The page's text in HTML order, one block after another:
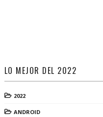
LO MEJOR DEL 2022
2022
ANDROID